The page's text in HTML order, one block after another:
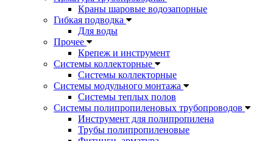
Краны шаровые водозапорные
Гибкая подводка
Для воды
Прочее
Крепеж и инструмент
Системы коллекторные
Системы коллекторные
Системы модульного монтажа
Системы теплых полов
Системы полипропиленовых трубопроводов
Инструмент для полипропилена
Трубы полипропиленовые